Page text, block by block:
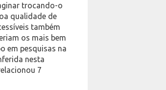
trocando-o
qualidade de
também
os mais bem
em pesquisas na
nesta
7